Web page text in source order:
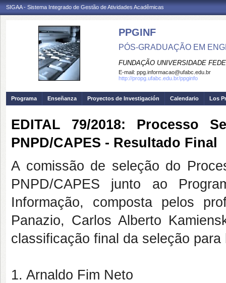
SIGAA - Sistema Integrado de Gestão de Atividades Acadêmicas
PPGINF
PÓS-GRADUAÇÃO EM
FUNDAÇÃO UNIVERSIDADE
E-mail: ppg.informacao@ufabc.edu.br
http://propg.ufabc.edu.br/ppginfo
Programa Enseñanza Proyectos de Investigación Calendario Los
EDITAL 79/2018: Processo
PNPD/CAPES - Resultado Final
A comissão de seleção do
PNPD/CAPES junto ao
Informação, composta pelos
Panazio, Carlos Alberto
classificação final da seleção
1. Arnaldo Fim Neto